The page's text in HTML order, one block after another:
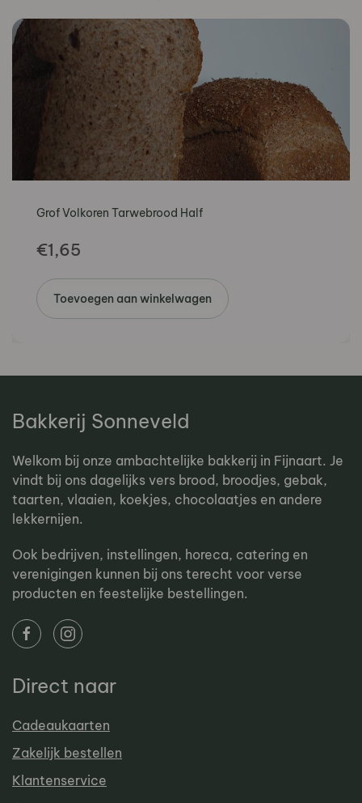
Grof Volkoren Tarwebrood Half
€1,65
Toevoegen aan winkelwagen
Bakkerij Sonneveld
Welkom bij onze ambachtelijke bakkerij in Fijnaart. Je
vindt bij ons dagelijks vers brood, broodjes, gebak,
taarten, vlaaien, koekjes, chocolaatjes en andere
lekkernijen.
Ook bedrijven, instellingen, horeca, catering en
verenigingen kunnen bij ons terecht voor verse
producten en feestelijke bestellingen.
Direct naar
Cadeaukaarten
Zakelijk bestellen
Klantenservice